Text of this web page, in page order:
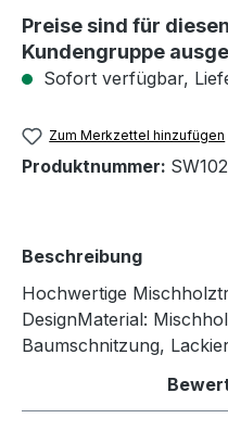
Preise sind für
Kundengruppe
Sofort verfügbar,
Zum Merkzettel hinzufügen
Produktnummer:
Beschreibung
Hochwertige
DesignMaterial:
Baumschnitzung,